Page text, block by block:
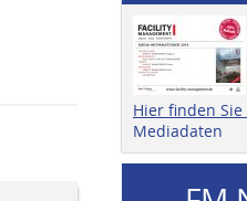
Hier finden
Mediadaten